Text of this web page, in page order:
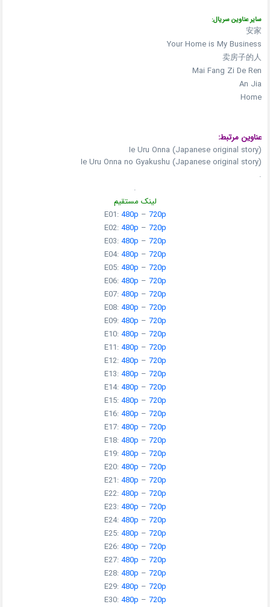
سایر عناوین سریال:
安家
Your Home is My Business
卖房子的人
Mai Fang Zi De Ren
An Jia
Home
عناوین مرتبط:
Ie Uru Onna (Japanese original story)
Ie Uru Onna no Gyakushu (Japanese original story)
.
.
لینک مستقیم
E01:480p – 720p
E02:480p – 720p
E03:480p – 720p
E04:480p – 720p
E05:480p – 720p
E06:480p – 720p
E07:480p – 720p
E08:480p – 720p
E09:480p – 720p
E10:480p – 720p
E11:480p – 720p
E12:480p – 720p
E13:480p – 720p
E14:480p – 720p
E15:480p – 720p
E16:480p – 720p
E17:480p – 720p
E18:480p – 720p
E19:480p – 720p
E20:480p – 720p
E21:480p – 720p
E22:480p – 720p
E23:480p – 720p
E24:480p – 720p
E25:480p – 720p
E26:480p – 720p
E27:480p – 720p
E28:480p – 720p
E29:480p – 720p
E30:480p – 720p